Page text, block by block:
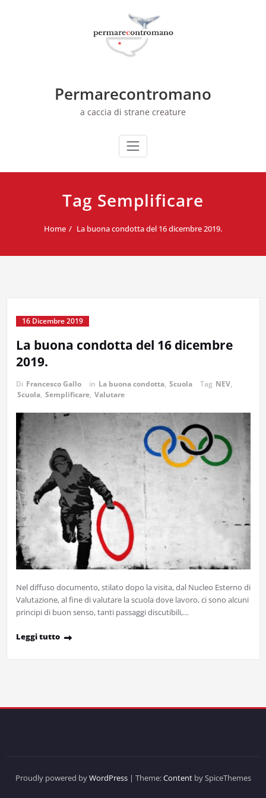
Permarecontromano
a caccia di strane creature
Tag Semplificare
Home La buona condotta del 16 dicembre 2019.
16 Dicembre 2019
La buona condotta del 16 dicembre
2019.
Di Francesco Gallo in La buona condotta, Scuola Tag NEV,
Scuola, Semplificare, Valutare
Nel diffuso documento, stilato dopo la visita, dal Nucleo Esterno di
Valutazione, al fine di valutare la scuola dove lavoro, ci sono alcuni
principi di buon senso, tanti passaggi discutibili,…
Leggi tutto
Proudly powered byWordPress| Theme:Contentby SpiceThemes